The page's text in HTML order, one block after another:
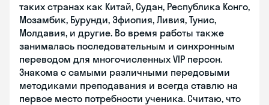
таких странах как Китай, Судан, Республика Конго,
Мозамбик, Бурунди, Эфиопия, Ливия, Тунис,
Молдавия, и другие. Во время работы также
занималась последовательным и синхронным
переводом для многочисленных VIP персон.
Знакома с самыми различными передовыми
методиками преподавания и всегда ставлю на
первое место потребности ученика. Считаю, что